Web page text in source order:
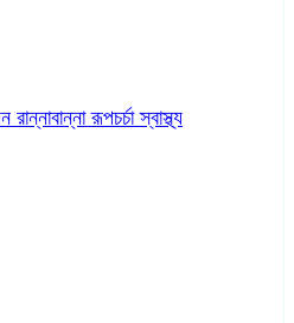
রান্নাবান্নারূপচর্চাস্বাস্থ্য